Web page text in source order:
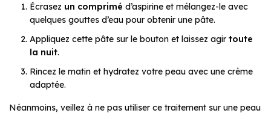
Écrasez un comprimé d’aspirine et mélangez-le avec
quelques gouttes d’eau pour obtenir une pâte.
Appliquez cette pâte sur le bouton et laissez agir toute
la nuit.
Rincez le matin et hydratez votre peau avec une crème
adaptée.
Néanmoins, veillez à ne pas utiliser ce traitement sur une peau